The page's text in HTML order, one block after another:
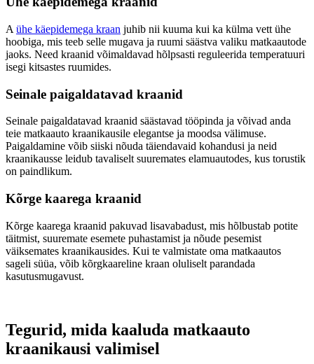
A ühe käepidemega kraan juhib nii kuuma kui ka külma vett ühe
hoobiga, mis teeb selle mugava ja ruumi säästva valiku matkaautode
jaoks. Need kraanid võimaldavad hõlpsasti reguleerida temperatuuri
isegi kitsastes ruumides.
Seinale paigaldatavad kraanid
Seinale paigaldatavad kraanid säästavad tööpinda ja võivad anda
teie matkaauto kraanikausile elegantse ja moodsa välimuse.
Paigaldamine võib siiski nõuda täiendavaid kohandusi ja neid
kraanikausse leidub tavaliselt suuremates elamuautodes, kus torustik
on paindlikum.
Kõrge kaarega kraanid
Kõrge kaarega kraanid pakuvad lisavabadust, mis hõlbustab potite
täitmist, suuremate esemete puhastamist ja nõude pesemist
väiksemates kraanikausides. Kui te valmistate oma matkaautos
sageli süüa, võib kõrgkaareline kraan oluliselt parandada
kasutusmugavust.
Tegurid, mida kaaluda matkaauto
kraanikausi valimisel